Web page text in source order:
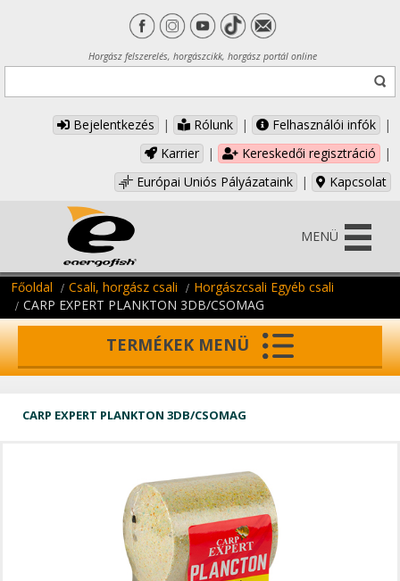
Horgász felszerelés, horgászcikk, horgász portál online
Bejelentkezés | Rólunk | Felhasználói infók
|
Karrier
| Kereskedői regisztráció
|
Európai Uniós Pályázataink
| Kapcsolat
MENÜ
Főoldal Csali, horgász csali
Horgászcsali Egyéb csali
CARP EXPERT PLANKTON 3DB/CSOMAG
TERMÉKEK MENÜ
CARP EXPERT PLANKTON 3DB/CSOMAG